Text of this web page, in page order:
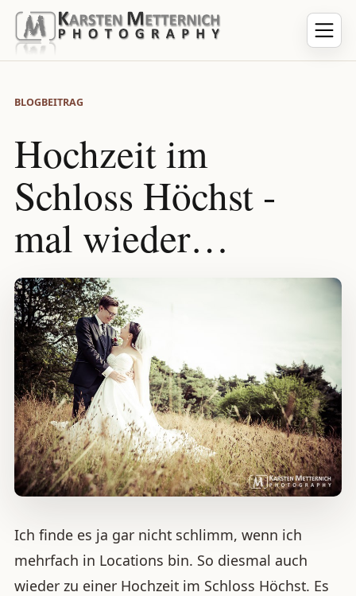
BLOGBEITRAG
Hochzeit im
Schloss Höchst -
mal wieder…
Ich finde es ja gar nicht schlimm, wenn ich
mehrfach in Locations bin. So diesmal auch
wieder zu einer Hochzeit im Schloss Höchst. Es